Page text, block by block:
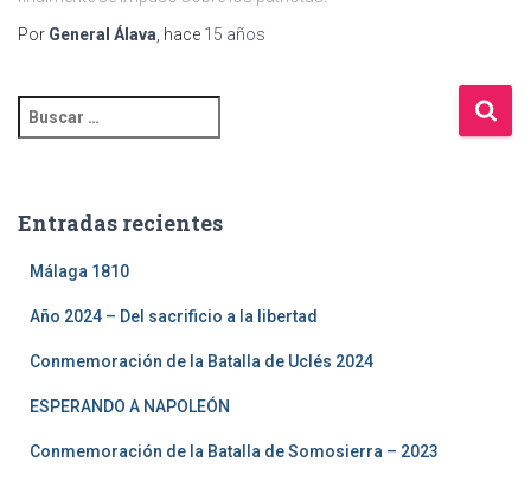
Por General Álava, hace 15 años
Entradas recientes
Málaga 1810
Año 2024 – Del sacrificio a la libertad
Conmemoración de la Batalla de Uclés 2024
ESPERANDO A NAPOLEÓN
Conmemoración de la Batalla de Somosierra – 2023